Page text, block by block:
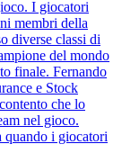
I giocatori
membri della
diverse classi di
del mondo
finale. Fernando
e Stock
che lo
nel gioco.
quando i giocatori